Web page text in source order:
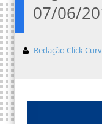
07/06/
Redação Click